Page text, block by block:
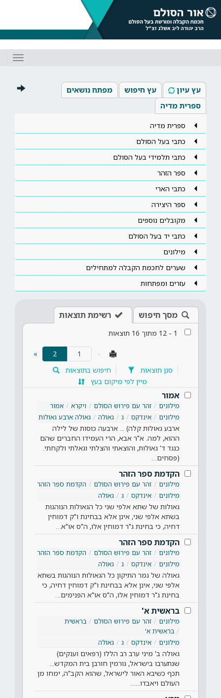
עץ עיון עץ חיפוש
מפתח נושאים
ספרית מדיה
ספרית מדיה
כתבי בעל הסולם
כתבי תלמידי בעל הסולם
ספר הזהר
כתבי הארי
ספר היצירה
מקובלים נוספים
כתבי יד בעל הסולם
מילונים
שערים לחכמת הקבלה למתחילים
עזרים ומפתחות
מסך חיפוש רשימת תוצאות
1
-
12 מתוך 16 תוצאות
2
»
סנן תוצאות
חיפוש בתוצאות
מיין לפי מיקום בעץ
אמור
מילונים זהר עם פירוש הסולם ויקרא
אמור
מילונים
אינדקס ג גאולה גאולה ארבע גאולות
ארבע גאולות קלה) ... ארבעה כוסות של לילה
ההוא, למה. א"ר אבא, הרי העמידו החברים שהם
כנגד ד' גאולות, והוצאתי והצלתי וגאלתי ולקחתי.
(פסחים…
הקדמת ספר הזהר
מילונים זהר עם פירוש הסולם
הקדמת ספר הזהר
מילונים
אינדקס ג גאולה
גאולות של שתא אלפי שני כל הגאולות הנוהגות
בשתא אלפי שני, אינן אלא בבחינת ו"ק דמוחין
דחיה, כי בחינת ג"ר דמוחין אלו, ה"ס או"א…
הקדמת ספר הזהר
מילונים זהר עם פירוש הסולם
הקדמת ספר הזהר
מילונים
אינדקס ג גאולה
גאולה של גמר התיקון כל הגאולות הנוהגות בשתא
אלפי שני, אינן אלא בבחינת ו"ק דמוחין דחיה, כי
בחינת ג"ר דמוחין אלו, ה"ס או"א הפנימים…
בראשית א'
מילונים זהר עם פירוש הסולם
בראשית
בראשית א'
מילונים
אינדקס ג גאולה
גאולה ב' מיני ערב רב הללו (רפאים וענקים)
שנתערבו בישראל, גורמין חורבן בית המקדש...
תכף כשיבא האור לישראל, שהוא הקב"ה, ימחו מן
העולם ויאבדו...…